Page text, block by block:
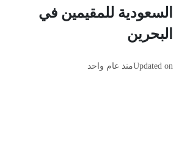
السعودية للمقيمين في
البحرين
Updated onمنذ عام واحد